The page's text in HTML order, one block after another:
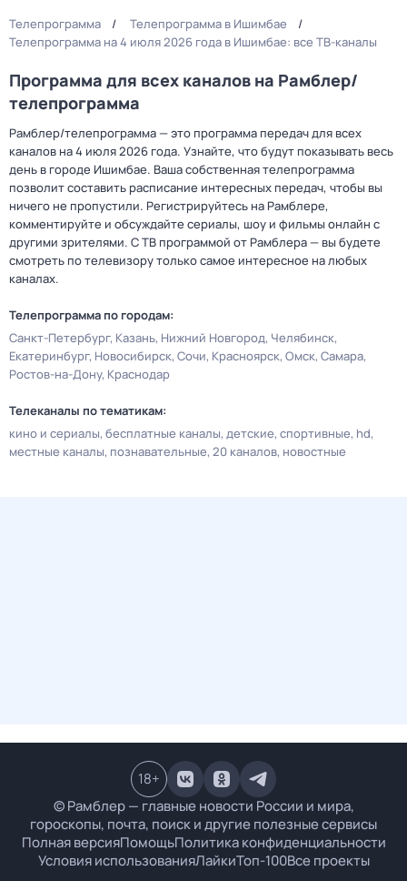
Телепрограмма
Телепрограмма в Ишимбае
Телепрограмма на 4 июля 2026 года в Ишимбае: все ТВ-каналы
Программа для всех каналов на Рамблер/
телепрограмма
Рамблер/телепрограмма — это программа передач для всех
каналов на 4 июля 2026 года. Узнайте, что будут показывать весь
день в городе Ишимбае. Ваша собственная телепрограмма
позволит составить расписание интересных передач, чтобы вы
ничего не пропустили. Регистрируйтесь на Рамблере,
комментируйте и обсуждайте сериалы, шоу и фильмы онлайн с
другими зрителями. С ТВ программой от Рамблера — вы будете
смотреть по телевизору только самое интересное на любых
каналах.
Телепрограмма по городам:
Санкт-Петербург Казань Нижний Новгород Челябинск
Екатеринбург Новосибирск Сочи Красноярск Омск Самара
Ростов-на-Дону Краснодар
Телеканалы по тематикам:
кино и сериалы бесплатные каналы детские спортивные hd
местные каналы познавательные 20 каналов новостные
© Рамблер — главные новости России и мира,
гороскопы, почта, поиск и другие полезные сервисы
Полная версияПомощьПолитика конфиденциальности
Условия использованияЛайкиТоп-100Все проекты
18+